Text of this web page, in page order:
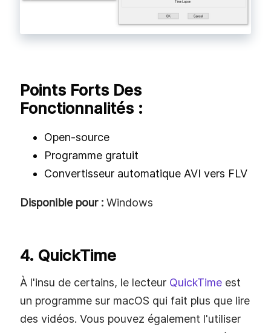
Points Forts Des
Fonctionnalités :
Open-source
Programme gratuit
Convertisseur automatique AVI vers FLV
Disponible pour : Windows
4. QuickTime
À l'insu de certains, le lecteur QuickTime est
un programme sur macOS qui fait plus que lire
des vidéos. Vous pouvez également l'utiliser